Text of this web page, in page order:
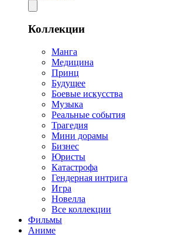
Коллекции
Манга
Медицина
Принц
Будущее
Боевые искусства
Музыка
Реальные события
Трагедия
Мини дорамы
Бизнес
Юристы
Катастрофа
Гендерная интрига
Игра
Новелла
Все коллекции
Фильмы
Аниме